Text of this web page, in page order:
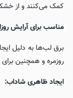
کمک می‌کنند و از
مناسب برای آرایش
برق لب‌ها به دلیل
روزمره و همچنین
ایجاد ظاهری شاداب: